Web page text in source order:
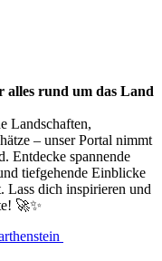
alles rund um das Land
Landschaften,
– unser Portal nimmt
Entdecke spannende
tiefgehende Einblicke
Lass dich inspirieren und
🚀✨